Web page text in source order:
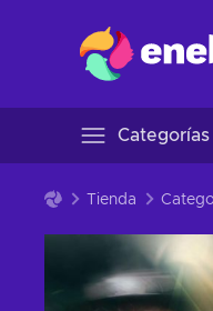
Categorías
Tienda